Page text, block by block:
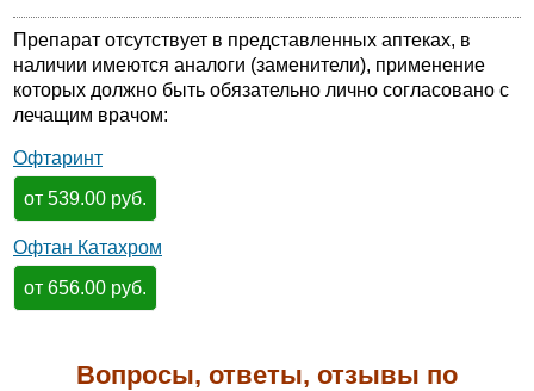
Препарат отсутствует в представленных аптеках, в
наличии имеются аналоги (заменители), применение
которых должно быть обязательно лично согласовано с
лечащим врачом:
Офтаринт
от 539.00 руб.
Офтан Катахром
от 656.00 руб.
Вопросы, ответы, отзывы по